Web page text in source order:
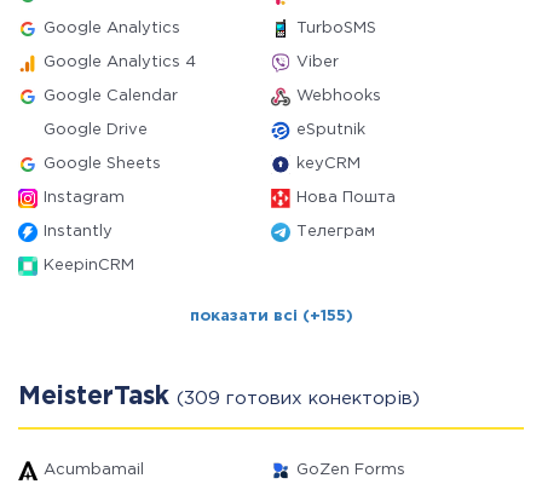
Google Analytics TurboSMS
Google Analytics 4 Viber
Google Calendar Webhooks
Google Drive eSputnik
Google Sheets keyCRM
Instagram Нова Пошта
Instantly Телеграм
KeepinCRM
показати всі (+155)
MeisterTask (309 готових конекторів)
Acumbamail GoZen Forms